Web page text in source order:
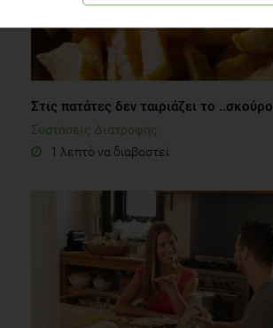
Στις πατάτες δεν ταιριάζει το ..σκούρο
Συστάσεις Διατροφής
1 λεπτό να διαβαστεί